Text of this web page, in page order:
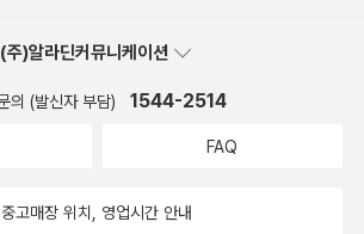
책을 더 쉽게 읽을 수 있을 거 같아 한 달 체험
이다😑​전자책은 손쉽게 접근만 가능하다면
는 책 속에서 사실상 그리 잘 되지도 않고. 밑줄
(주)알라딘커뮤니케이션
의 (발신자 부담) 1544-2514
FAQ
중고매장 위치, 영업시간 안내